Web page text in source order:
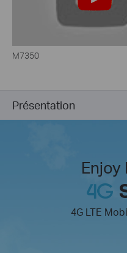
M7350
Présentation
Enjoy
4G LTE